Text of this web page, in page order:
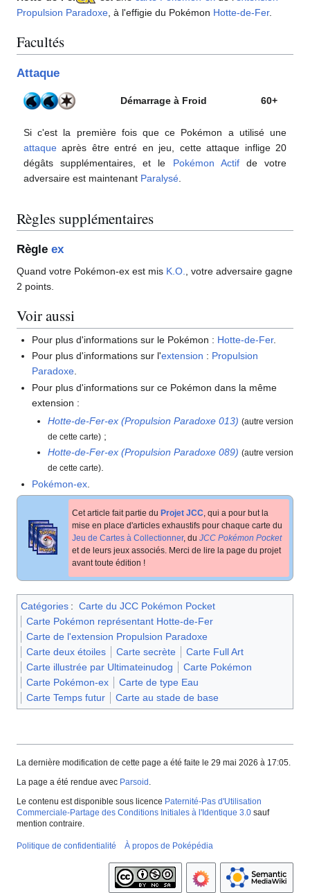
Propulsion Paradoxe , à l'effigie du Pokémon Hotte-de-Fer.
Facultés
Attaque
Démarrage à Froid 60+
Si c'est la première fois que ce Pokémon a utilisé une
attaque après être entré en jeu, cette attaque inflige 20
dégâts supplémentaires, et le Pokémon Actifde votre
adversaire est maintenant Paralysé
Règles supplémentaires
Règle ex
Quand votre Pokémon-ex est mis K.O.
, votre adversaire gagne
2 points.
Voir aussi
Pour plus d'informations sur le Pokémon : Hotte-de-Fer.
Pour plus d'informations sur l'extension : Propulsion
Paradoxe.
Pour plus d'informations sur ce Pokémon dans la même
extension :
Hotte-de-Fer-ex (Propulsion Paradoxe 013) (autre version
de cette carte) ;
Hotte-de-Fer-ex (Propulsion Paradoxe 089) (autre version
de cette carte).
Pokémon-ex
Cet article fait partie du Projet JCC , qui a pour but la
mise en place d'articles exhaustifs pour chaque carte du
Jeu de Cartes à Collectionner, du JCC Pokémon Pocket
et de leurs jeux associés. Merci de lire la page du projet
avant toute édition !
Catégories : Carte du JCC Pokémon Pocket
Carte Pokémon représentant Hotte-de-Fer
Carte de l'extension Propulsion Paradoxe
Carte deux étoiles
Carte secrète
Carte Full Art
Carte illustrée par Ultimateinudog
Carte Pokémon
Carte Pokémon-ex
Carte de type Eau
Carte Temps futur
Carte au stade de base
La dernière modification de cette page a été faite le 29 mai 2026 à 17:05.
La page a été rendue avec Parsoid
Le contenu est disponible sous licence Paternité-Pas d'Utilisation
Commerciale-Partage des Conditions Initiales à l'Identique 3.0 sauf
mention contraire.
Politique de confidentialité À propos de Poképédia